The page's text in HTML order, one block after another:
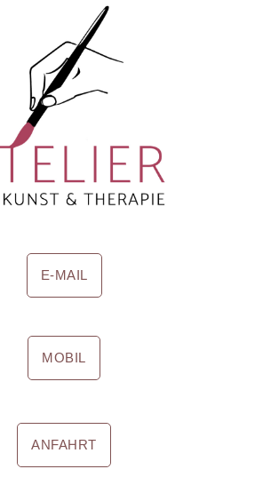
E-MAIL
MOBIL
ANFAHRT